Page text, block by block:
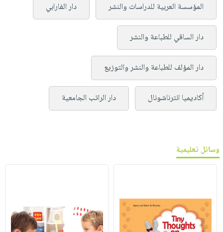
المؤسسة العربية للدراسات والنشر دار الفارابي
دار الساقي للطباعة والنشر
دار المؤلف للطباعة والنشر والتوزيع
أكاديميا انترناشونال دار الراتب الجامعية
وسائل تعليمية